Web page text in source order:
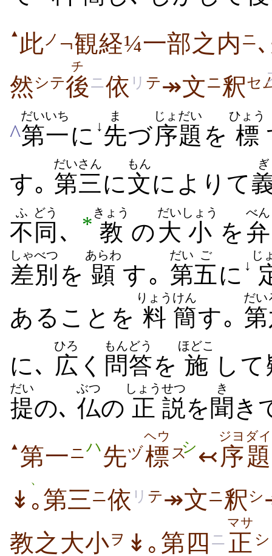
▲ 此 ノ ¬観経¼一部之内 ニ
然シテ後
チ
ニ依 リ テ↠文ニ釈セ
^第一
だいいち
に ↓ 先
ま
づ序題
じょだい
を 標
ひょう
す｡ 第三
だいさん
に文
もん
によりて
ぎ
不
ふ
同
どう
､ * 教
きょう
の大
だい
小
しょう
を 弁
べん
差別
しゃべつ
を 顕
あらわ
す｡ 第
だい
五
ご
に ↓
じ
あることを 料
りょう
簡
けん
す｡
だい
に､ 広
ひろ
く 問答
もんどう
を 施
ほどこ
して
提
だい
の､ 仏
ぶつ
の 正
しょう
説
せつ
を 聞
き
き
▲ 第一 ニ ハ先ヅ標
ヘウ
スシ ↢序
ジヨ
題
ダイ
↡ ｡
、
第三 ニ 依 リ テ↠文 ニ 釈シ
教之大小ヲ ↡｡第四 ニ 正
マサ